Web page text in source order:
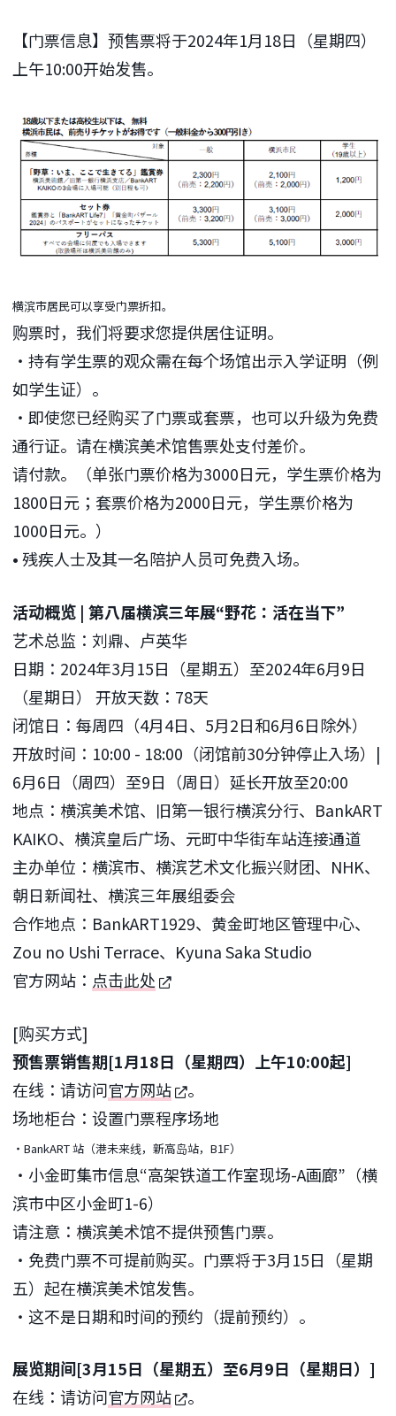
【门票信息】预售票将于2024年1月18日（星期四）
上午10:00开始发售。
横滨市居民可以享受门票折扣。
购票时，我们将要求您提供居住证明。
・持有学生票的观众需在每个场馆出示入学证明（例
如学生证）。
・即使您已经购买了门票或套票，也可以升级为免费
通行证。请在横滨美术馆售票处支付差价。
请付款。（单张门票价格为3000日元，学生票价格为
1800日元；套票价格为2000日元，学生票价格为
1000日元。）
• 残疾人士及其一名陪护人员可免费入场。
活动概览 | 第八届横滨三年展“野花：活在当下”
艺术总监：刘鼎、卢英华
日期：2024年3月15日（星期五）至2024年6月9日
（星期日） 开放天数：78天
闭馆日：每周四（4月4日、5月2日和6月6日除外）
开放时间：10:00 - 18:00（闭馆前30分钟停止入场）|
6月6日（周四）至9日（周日）延长开放至20:00
地点：横滨美术馆、旧第一银行横滨分行、BankART
KAIKO、横滨皇后广场、元町中华街车站连接通道
主办单位：横滨市、横滨艺术文化振兴财团、NHK、
朝日新闻社、横滨三年展组委会
合作地点：BankART1929、黄金町地区管理中心、
Zou no Ushi Terrace、Kyuna Saka Studio
官方网站： 点击此处
[购买方式]
预售票销售期[1月18日（星期四）上午10:00起]
在线：请访问官方网站
。
场地柜台：设置门票程序场地
・BankART 站（港未来线，新高岛站，B1F）
・小金町集市信息“高架铁道工作室现场-A画廊”（横
滨市中区小金町1-6）
请注意：横滨美术馆不提供预售门票。
・免费门票不可提前购买。门票将于3月15日（星期
五）起在横滨美术馆发售。
・这不是日期和时间的预约（提前预约）。
展览期间[3月15日（星期五）至6月9日（星期日）]
在线：请访问官方网站
。